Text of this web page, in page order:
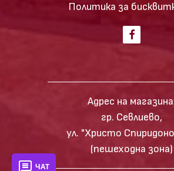
Политика за
Адрес на
гр. Севлиево,
ул. "Христо
(пешеходна зона)
ЧАТ